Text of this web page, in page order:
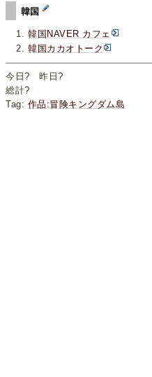
韓国
韓国NAVER カフェ
韓国カカオトーク
今日? 昨日?
総計?
Tag: 作品:冒険キングダム島